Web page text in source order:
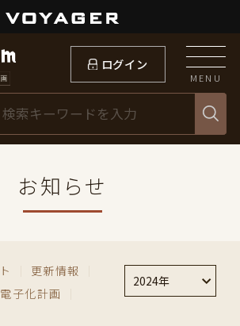
ログイン
MENU
お知らせ
更新情報
電子化計画
2024年